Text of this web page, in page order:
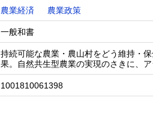
農業経済 農業政策
一般和書
持続可能な農業・農山村をどう維持・
果。自然共生型農業の実現のさきに、
1001810061398